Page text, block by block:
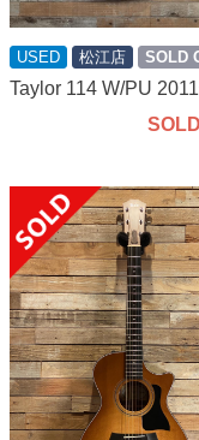
USED 松江店 SOLD
Taylor 114 W/PU